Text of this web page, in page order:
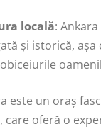
locală:
și istorică, așa
este un oraș
care oferă o